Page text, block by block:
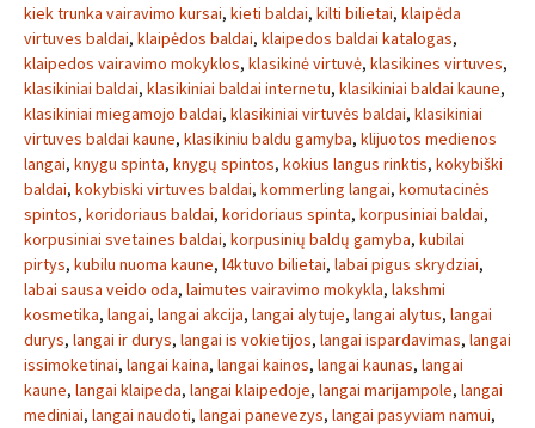
kiek trunka vairavimo kursai, kieti baldai, kilti bilietai, klaipėda
virtuves baldai, klaipėdos baldai, klaipedos baldai katalogas,
klaipedos vairavimo mokyklos, klasikinė virtuvė, klasikines virtuves,
klasikiniai baldai, klasikiniai baldai internetu, klasikiniai baldai kaune,
klasikiniai miegamojo baldai, klasikiniai virtuvės baldai, klasikiniai
virtuves baldai kaune, klasikiniu baldu gamyba, klijuotos medienos
langai, knygu spinta, knygų spintos, kokius langus rinktis, kokybiški
baldai, kokybiski virtuves baldai, kommerling langai, komutacinės
spintos, koridoriaus baldai, koridoriaus spinta, korpusiniai baldai,
korpusiniai svetaines baldai, korpusinių baldų gamyba, kubilai
pirtys, kubilu nuoma kaune, l4ktuvo bilietai, labai pigus skrydziai,
labai sausa veido oda, laimutes vairavimo mokykla, lakshmi
kosmetika, langai, langai akcija, langai alytuje, langai alytus, langai
durys, langai ir durys, langai is vokietijos, langai ispardavimas, langai
issimoketinai, langai kaina, langai kainos, langai kaunas, langai
kaune, langai klaipeda, langai klaipedoje, langai marijampole, langai
mediniai, langai naudoti, langai panevezys, langai pasyviam namui,